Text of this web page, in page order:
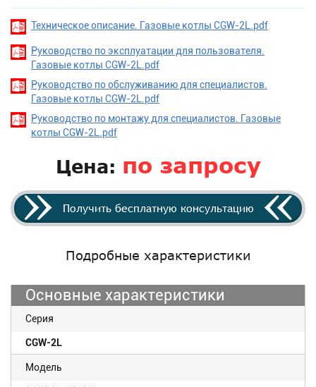
Техническое описание. Газовые котлы CGW-2L.pdf
Руководство по эксплуатации для пользователя.
Газовые котлы CGW-2L.pdf
Руководство по обслуживанию для специалистов.
Газовые котлы CGW-2L.pdf
Руководство по монтажу для специалистов. Газовые
котлы CGW-2L.pdf
Цена: по запросу
Получить бесплатную консультацию
Подробные характеристики
Основные характеристики
Серия
CGW-2L
Модель